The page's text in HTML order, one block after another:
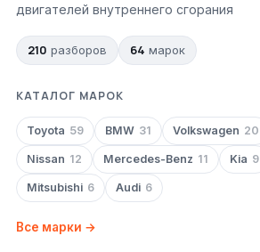
двигателей внутреннего сгорания
210 разборов 64 марок
КАТАЛОГ МАРОК
Toyota 59 BMW 31 Volkswagen 20
Nissan 12 Mercedes-Benz 11 Kia 9
Mitsubishi 6 Audi 6
Все марки →